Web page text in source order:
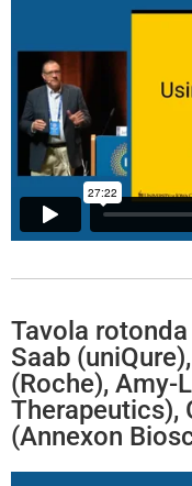
Tavola
Saab
(Roche), Amy-
Therapeutics),
(Annexon